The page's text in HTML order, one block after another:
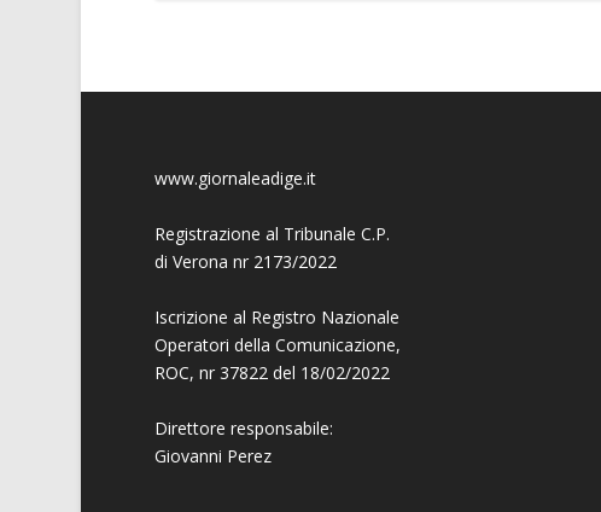
www.giornaleadige.it
Registrazione al Tribunale C.P.
di Verona nr 2173/2022
Iscrizione al Registro Nazionale
Operatori della Comunicazione,
ROC, nr 37822 del 18/02/2022
Direttore responsabile:
Giovanni Perez